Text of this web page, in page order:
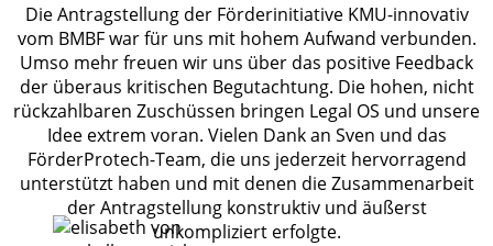
Die Antragstellung der Förderinitiative KMU-innovativ
vom BMBF war für uns mit hohem Aufwand verbunden.
Umso mehr freuen wir uns über das positive Feedback
der überaus kritischen Begutachtung. Die hohen, nicht
rückzahlbaren Zuschüssen bringen Legal OS und unsere
Idee extrem voran. Vielen Dank an Sven und das
FörderProtech-Team, die uns jederzeit hervorragend
unterstützt haben und mit denen die Zusammenarbeit
der Antragstellung konstruktiv und äußerst
unkompliziert erfolgte.